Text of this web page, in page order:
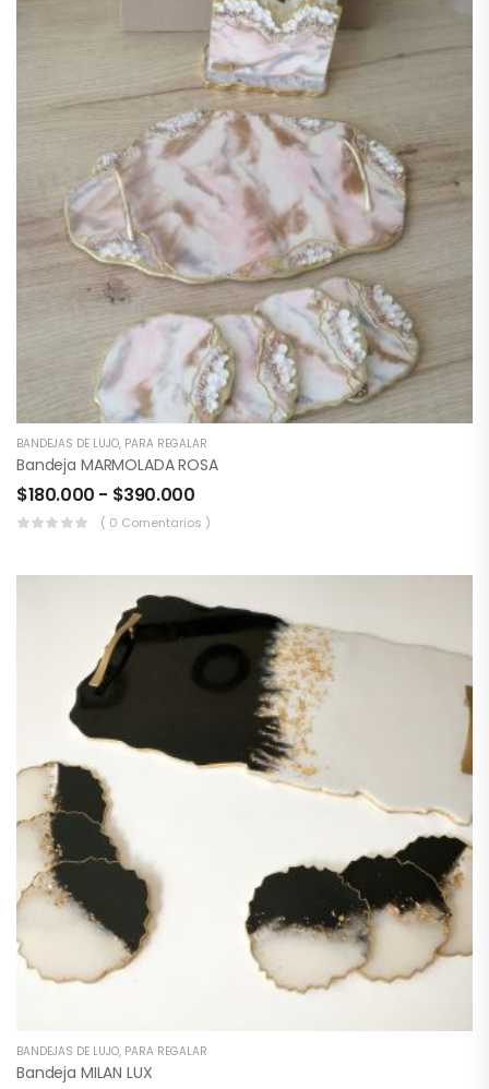
BANDEJAS DE LUJO, PARA REGALAR
Bandeja MARMOLADA ROSA
$180.000 - $390.000
( 0 Comentarios )
BANDEJAS DE LUJO, PARA REGALAR
Bandeja MILAN LUX